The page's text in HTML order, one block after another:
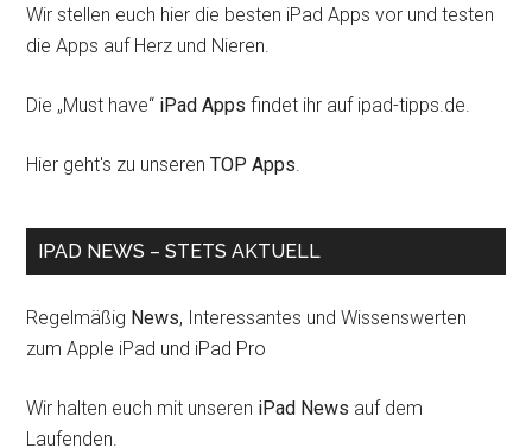
Wir stellen euch hier die besten iPad Apps vor und testen
die Apps auf Herz und Nieren.
Die „Must have“ iPad Apps findet ihr auf ipad-tipps.de.
Hier geht's zu unserenTOP Apps.
IPAD NEWS – STETS AKTUELL
Regelmäßig News, Interessantes und Wissenswerten
zum Apple iPad und iPad Pro
Wir halten euch mit unseren iPad News auf dem
Laufenden.